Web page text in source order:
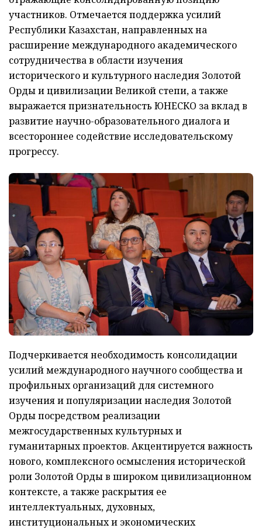
участников. Отмечается поддержка усилий
Республики Казахстан, направленных на
расширение международного академического
сотрудничества в области изучения
исторического и культурного наследия Золотой
Орды и цивилизации Великой степи, а также
выражается признательность ЮНЕСКО за вклад в
развитие научно-образовательного диалога и
всестороннее содействие исследовательскому
прогрессу.
Подчеркивается необходимость консолидации
усилий международного научного сообщества и
профильных организаций для системного
изучения и популяризации наследия Золотой
Орды посредством реализации
межгосударственных культурных и
гуманитарных проектов. Акцентируется важность
нового, комплексного осмысления исторической
роли Золотой Орды в широком цивилизационном
контексте, а также раскрытия ее
интеллектуальных, духовных,
институциональных и экономических